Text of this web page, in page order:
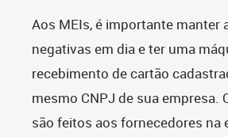
Aos MEIs, é importante manter
negativas em dia e ter uma
recebimento de cartão
mesmo CNPJ de sua empresa.
são feitos aos fornecedores na